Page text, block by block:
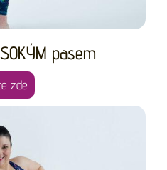
pasem
zde